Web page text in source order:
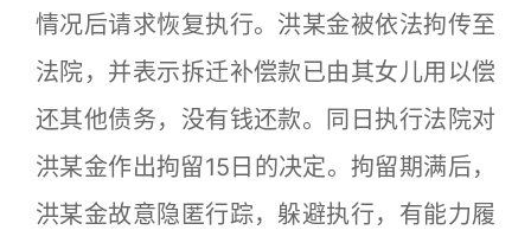
情况后请求恢复执行。洪某金被依法拘传至
法院，并表示拆迁补偿款已由其女儿用以偿
还其他债务，没有钱还款。同日执行法院对
洪某金作出拘留15日的决定。拘留期满后，
洪某金故意隐匿行踪，躲避执行，有能力履